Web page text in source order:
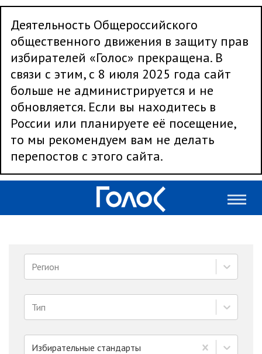
Деятельность Общероссийского
общественного движения в защиту прав
избирателей «Голос» прекращена. В
связи с этим, с 8 июля 2025 года сайт
больше не администрируется и не
обновляется. Если вы находитесь в
России или планируете её посещение,
то мы рекомендуем вам не делать
перепостов с этого сайта.
Регион
Тип
Избирательные стандарты